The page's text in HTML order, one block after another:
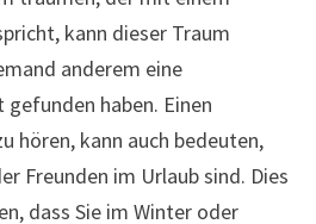
kann dieser Traum
anderem eine
haben. Einen
hören, kann auch bedeuten,
Freunden im Urlaub sind. Dies
dass Sie im Winter oder